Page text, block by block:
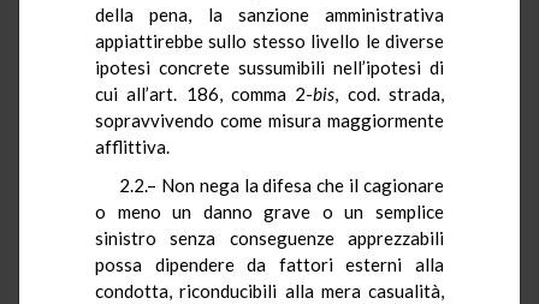
della pena, la sanzione amministrativa
appiattirebbe sullo stesso livello le diverse
ipotesi concrete sussumibili nell’ipotesi di
cui all’art. 186, comma 2-bis, cod. strada,
sopravvivendo come misura maggiormente
afflittiva.
2.2.– Non nega la difesa che il cagionare
o meno un danno grave o un semplice
sinistro senza conseguenze apprezzabili
possa dipendere da fattori esterni alla
condotta, riconducibili alla mera casualità,